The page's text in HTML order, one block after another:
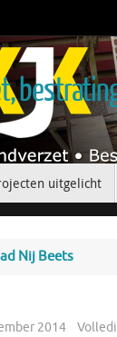
uitgelicht
Nij Beets
2014